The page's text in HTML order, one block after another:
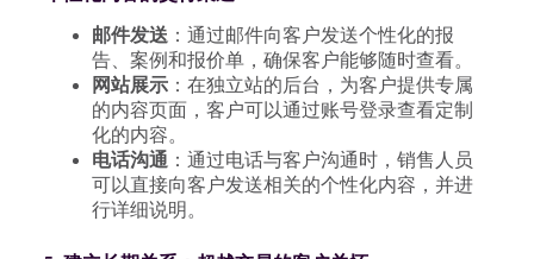
邮件发送 ：通过邮件向客户发送个性化的报
告、案例和报价单，确保客户能够随时查看。
网站展示：在独立站的后台，为客户提供专属
的内容页面，客户可以通过账号登录查看定制
化的内容。
电话沟通 ：通过电话与客户沟通时，销售人员
可以直接向客户发送相关的个性化内容，并进
行详细说明。